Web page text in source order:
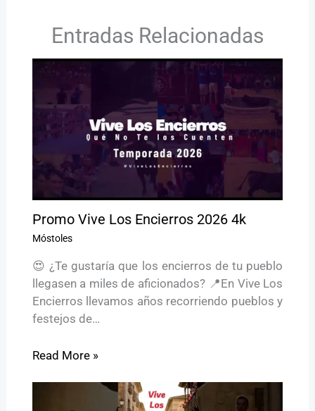
Entradas Relacionadas
Promo Vive Los Encierros 2026 4k
Móstoles
😍 ¿Te gustaría que los encierros de tu pueblo
llegasen a miles de aficionados? 📍En Vive Los
Encierros llevamos años recorriendo pueblos y
festejos de…
Read More »